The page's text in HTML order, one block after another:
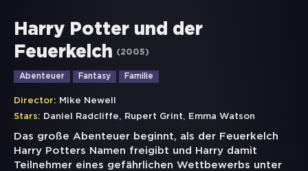
Harry Potter und der
Feuerkelch
(2005)
Abenteuer Fantasy Familie
Director: Mike Newell
Stars: Daniel Radcliffe, Rupert Grint, Emma Watson
Das große Abenteuer beginnt, als der Feuerkelch
Harry Potters Namen freigibt und Harry damit
Teilnehmer eines gefährlichen Wettbewerbs unter